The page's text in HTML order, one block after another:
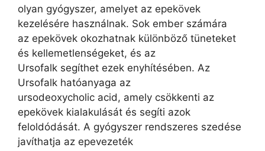
olyan gyógyszer, amelyet az epekövek
kezelésére használnak. Sok ember számára
az epekövek okozhatnak különböző tüneteket
és kellemetlenségeket, és az
Ursofalk segíthet ezek enyhítésében. Az
Ursofalk hatóanyaga az
ursodeoxycholic acid, amely csökkenti az
epekövek kialakulását és segíti azok
feloldódását. A gyógyszer rendszeres szedése
javíthatja az epevezeték